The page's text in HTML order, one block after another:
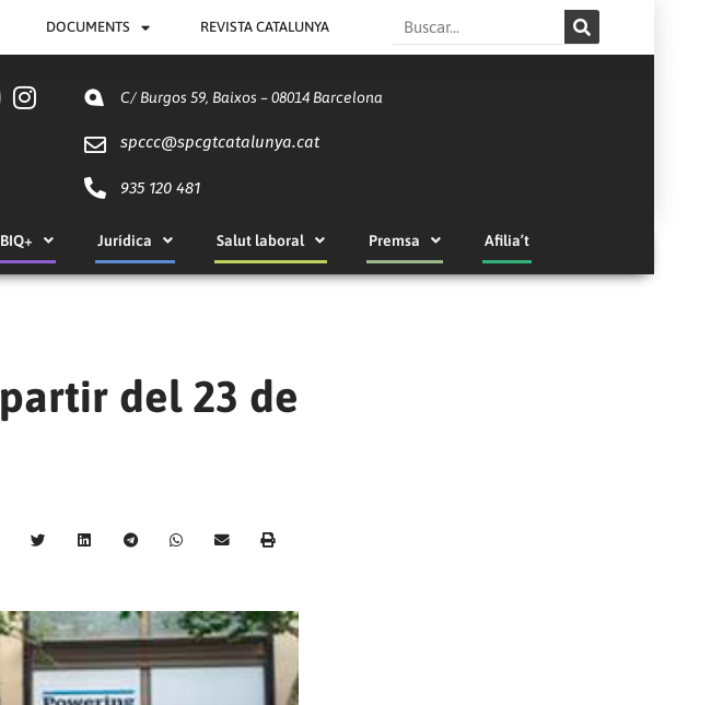
DOCUMENTS REVISTA CATALUNYA Search
C/ Burgos 59, Baixos – 08014 Barcelona
spccc@spcgtcatalunya.cat
935 120 481
Jurídica Salut laboral Premsa Afilia’t
del 23 de